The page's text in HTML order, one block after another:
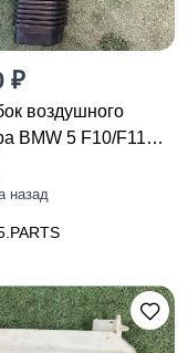
₽
воздушного
BMW 5 F10/F11
назад